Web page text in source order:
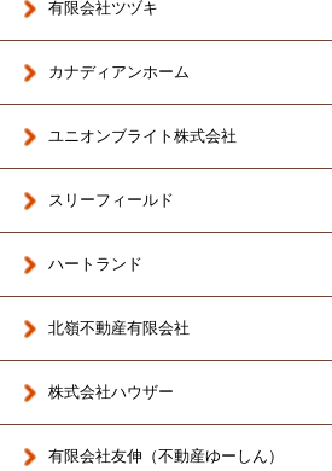
有限会社ツヅキ
カナディアンホーム
ユニオンブライト株式会社
スリーフィールド
ハートランド
北嶺不動産有限会社
株式会社ハウザー
有限会社友伸（不動産ゆーしん）